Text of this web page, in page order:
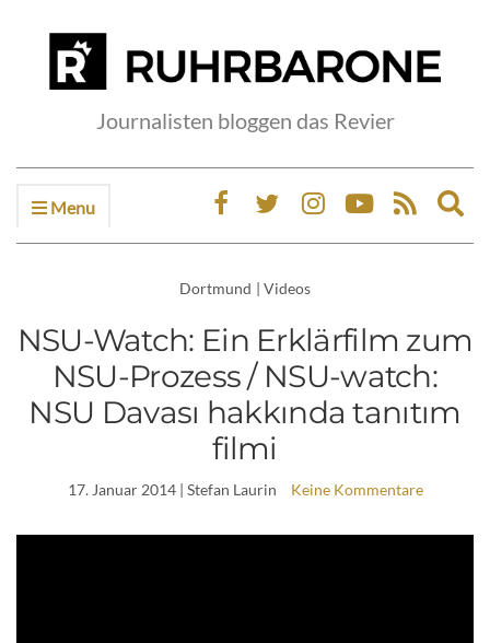
Journalisten bloggen das Revier
Menu
Dortmund | Videos
NSU-Watch: Ein Erklärfilm zum
NSU-Prozess / NSU-watch:
NSU Davası hakkında tanıtım
filmi
17. Januar 2014| Stefan Laurin Keine Kommentare